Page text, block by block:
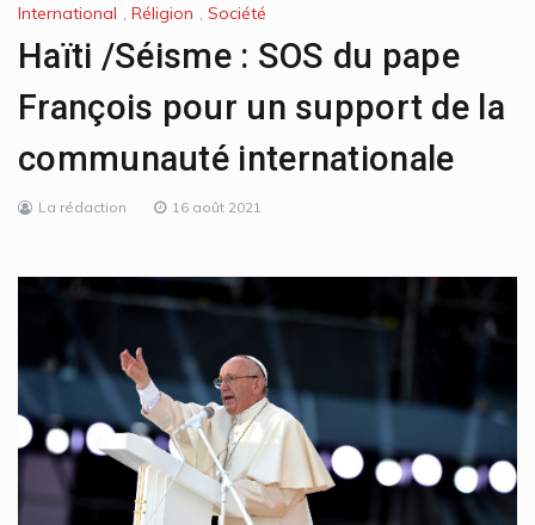
International , Réligion , Société
Haïti /Séisme : SOS du pape
François pour un support de la
communauté internationale
La rédaction 16 août 2021